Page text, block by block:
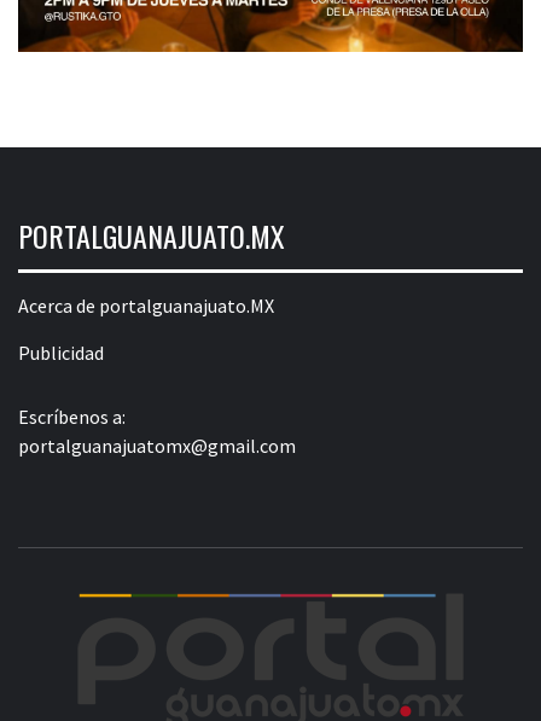
PORTALGUANAJUATO.MX
Acerca de portalguanajuato.MX
Publicidad
Escríbenos a:
portalguanajuatomx@gmail.com